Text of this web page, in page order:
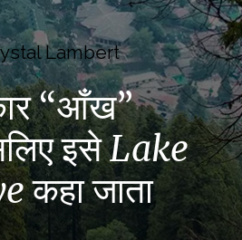
“आँख”
इसेLake
कहा जाता
Lambert